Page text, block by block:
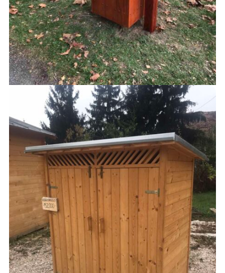
KUKÁK
30,000Ft
AJÁNLATKÉRÉS